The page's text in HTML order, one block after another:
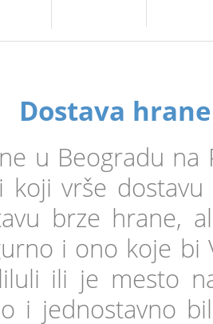
Dostava
u Beogradu
koji vrše
brze hrane,
i ono koje bi
ili je mesto
i jednostavno